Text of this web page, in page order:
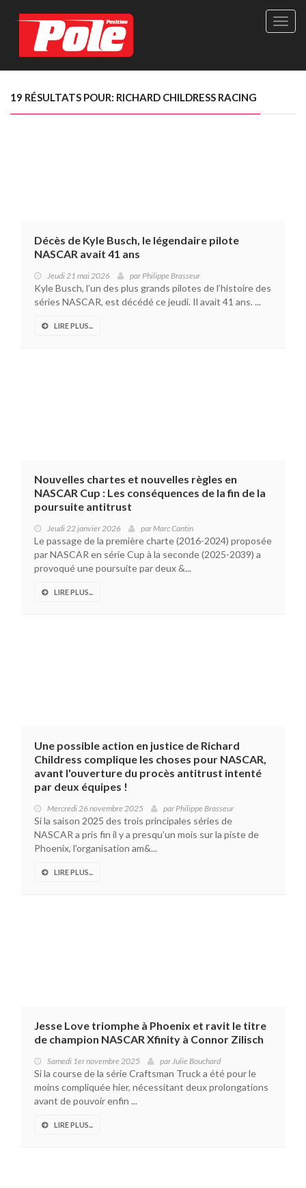
Site
Le
19 RÉSULTATS POUR: RICHARD CHILDRESS RACING
Décès de Kyle Busch, le légendaire pilote
NASCAR avait 41 ans
Jeudi 21 mai 2026 parPhilippe Brasseur
Kyle Busch, l’un des plus grands pilotes de l’histoire des
séries NASCAR, est décédé ce jeudi. Il avait 41 ans. ...
LIRE PLUS...
Nouvelles chartes et nouvelles règles en
NASCAR Cup : Les conséquences de la fin de la
poursuite antitrust
Jeudi 22 janvier 2026 parMarc Cantin
Le passage de la première charte (2016-2024) proposée
par NASCAR en série Cup à la seconde (2025-2039) a
provoqué une poursuite par deux &...
LIRE PLUS...
Une possible action en justice de Richard
Childress complique les choses pour NASCAR,
avant l'ouverture du procès antitrust intenté
par deux équipes !
Mercredi 26 novembre 2025 parPhilippe Brasseur
Si la saison 2025 des trois principales séries de
NASCAR a pris fin il y a presqu’un mois sur la piste de
Phoenix, l’organisation am&...
LIRE PLUS...
Jesse Love triomphe à Phoenix et ravit le titre
de champion NASCAR Xfinity à Connor Zilisch
Samedi 1er novembre 2025 parJulie Bouchard
Si la course de la série Craftsman Truck a été pour le
moins compliquée hier, nécessitant deux prolongations
avant de pouvoir enfin ...
LIRE PLUS...